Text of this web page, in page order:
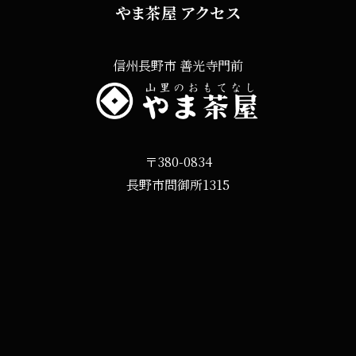
やま茶屋 アクセス
信州長野市 善光寺門前
〒380-0834
長野市問御所1315